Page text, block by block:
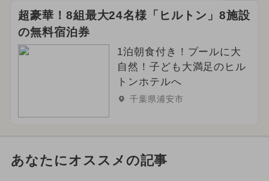
超豪華！8組最大24名様「ヒルトン」8施設
の無料宿泊券
1泊朝食付き！プールに大
自然！子ども大満足のヒル
トンホテルへ
千葉県浦安市
あなたにオススメの記事